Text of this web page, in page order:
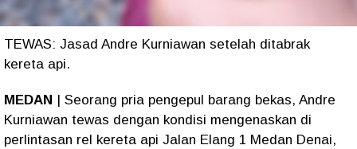
TEWAS: Jasad Andre Kurniawan setelah ditabrak
kereta api.
MEDAN | Seorang pria pengepul barang bekas, Andre
Kurniawan tewas dengan kondisi mengenaskan di
perlintasan rel kereta api Jalan Elang 1 Medan Denai,